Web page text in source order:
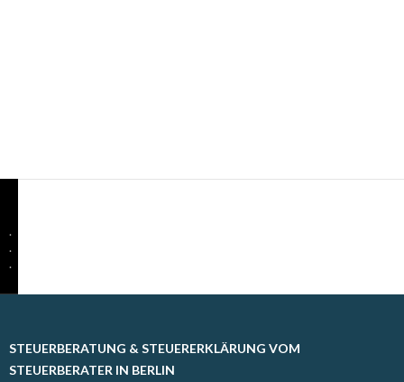
.
.
.
STEUERBERATUNG & STEUERERKLÄRUNG VOM
STEUERBERATER IN BERLIN